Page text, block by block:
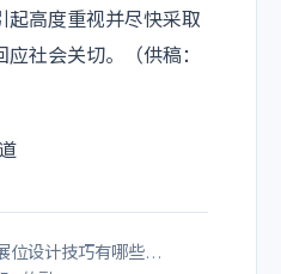
起高度重视并尽快采取
社会关切。（供稿：
位设计技巧有哪些…